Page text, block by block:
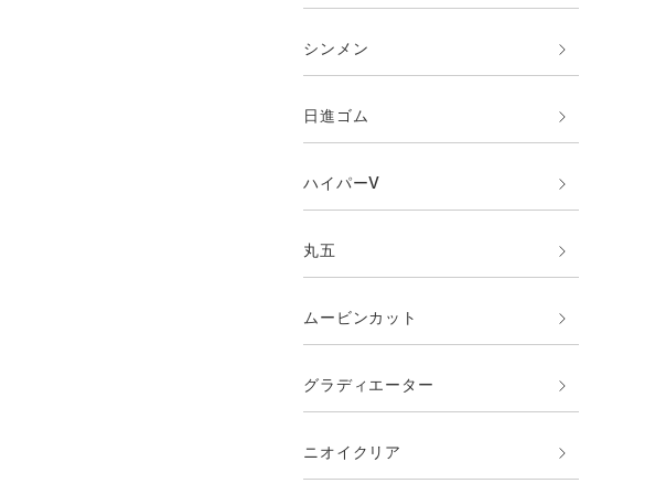
シンメン
日進ゴム
ハイパーV
丸五
ムービンカット
グラディエーター
ニオイクリア